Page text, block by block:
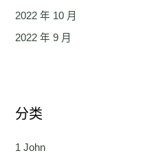
2022 年 10 月
2022 年 9 月
分类
1 John